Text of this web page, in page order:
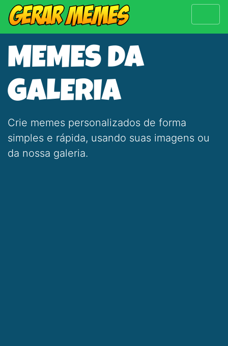
MEMES DA
GALERIA
Crie memes personalizados de forma
simples e rápida, usando suas imagens ou
da nossa galeria.